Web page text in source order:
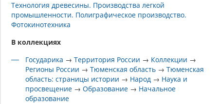
Технология древесины. Производства легкой
промышленности. Полиграфическое производство.
Фотокинотехника
В коллекциях
Государика →Территория России → Коллекции →
Регионы России →Тюменская область →Тюменская
область: страницы истории → Народ → Наука и
просвещение →Образование → Начальное
образование